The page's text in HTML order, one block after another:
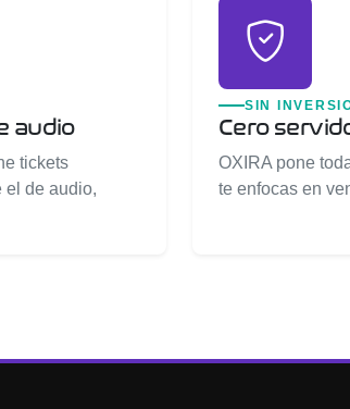
audio
tickets
el de audio,
SIN
Cero
OXIRA pone
te enfocas en